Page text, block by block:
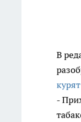
В
курят
-